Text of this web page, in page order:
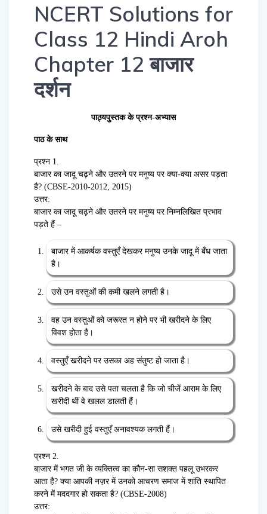
NCERT Solutions for
Class 12 Hindi Aroh
Chapter 12 बाजार
दर्शन
पाठ्यपुस्तक के प्रश्न-अभ्यास
पाठ के साथ
प्रश्न 1.
बाजार का जादू चढ़ने और उतरने पर मनुष्य पर क्या-क्या असर पड़ता
है? (CBSE-2010-2012, 2015)
उत्तर:
बाजार का जादू चढ़ने और उतरने पर मनुष्य पर निम्नलिखित प्रभाव
पड़ते हैं –
बाजार में आकर्षक वस्तुएँ देखकर मनुष्य उनके जादू में बँध जाता
है।
उसे उन वस्तुओं की कमी खलने लगती है।
वह उन वस्तुओं को जरूरत न होने पर भी खरीदने के लिए
विवश होता है।
वस्तुएँ खरीदने पर उसका अह संतुष्ट हो जाता है।
खरीदने के बाद उसे पता चलता है कि जो चीजें आराम के लिए
खरीदी थीं वे खलल डालती हैं।
उसे खरीदी हुई वस्तुएँ अनावश्यक लगती हैं।
प्रश्न 2.
बाजार में भगत जी के व्यक्तित्व का कौन-सा सशक्त पहलू उभरकर
आता है? क्या आपकी नज़र में उनको आचरण समाज में शांति स्थापित
करने में मददगार हो सकता है? (CBSE-2008)
उत्तर: